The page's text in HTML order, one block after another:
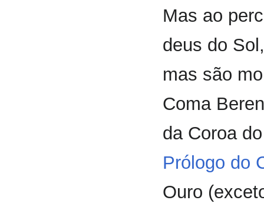
Mas ao
deus do
mas são
Coma
da Coroa
Prólogo do
Ouro